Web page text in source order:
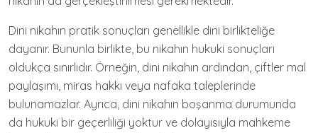
Dini nikahın pratik sonuçları genellikle dini birlikteliğe
dayanır. Bununla birlikte, bu nikahın hukuki sonuçları
oldukça sınırlıdır. Örneğin, dini nikahın ardından, çiftler mal
paylaşımı, miras hakkı veya nafaka taleplerinde
bulunamazlar. Ayrıca, dini nikahın boşanma durumunda
da hukuki bir geçerliliği yoktur ve dolayısıyla mahkeme